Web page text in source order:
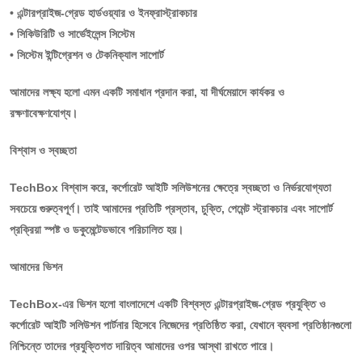
• এন্টারপ্রাইজ-গ্রেড হার্ডওয়্যার ও ইনফ্রাস্ট্রাকচার
• সিকিউরিটি ও সার্ভেইলেন্স সিস্টেম
• সিস্টেম ইন্টিগ্রেশন ও টেকনিক্যাল সাপোর্ট
আমাদের লক্ষ্য হলো এমন একটি সমাধান প্রদান করা, যা দীর্ঘমেয়াদে কার্যকর ও
রক্ষণাবেক্ষণযোগ্য।
বিশ্বাস ও স্বচ্ছতা
TechBox বিশ্বাস করে, কর্পোরেট আইটি সলিউশনের ক্ষেত্রে স্বচ্ছতা ও নির্ভরযোগ্যতা
সবচেয়ে গুরুত্বপূর্ণ। তাই আমাদের প্রতিটি প্রস্তাব, চুক্তি, পেমেন্ট স্ট্রাকচার এবং সাপোর্ট
প্রক্রিয়া স্পষ্ট ও ডকুমেন্টেডভাবে পরিচালিত হয়।
আমাদের ভিশন
TechBox-এর ভিশন হলো বাংলাদেশে একটি বিশ্বস্ত এন্টারপ্রাইজ-গ্রেড প্রযুক্তি ও
কর্পোরেট আইটি সলিউশন পার্টনার হিসেবে নিজেদের প্রতিষ্ঠিত করা, যেখানে ব্যবসা প্রতিষ্ঠানগুলো
নিশ্চিন্তে তাদের প্রযুক্তিগত দায়িত্ব আমাদের ওপর আস্থা রাখতে পারে।